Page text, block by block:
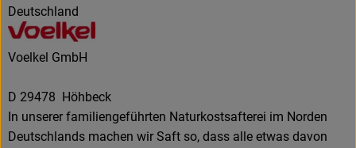
Deutschland
Voelkel GmbH
D 29478 Höhbeck
In unserer familiengeführten Naturkostsafterei im Norden
Deutschlands machen wir Saft so, dass alle etwas davon